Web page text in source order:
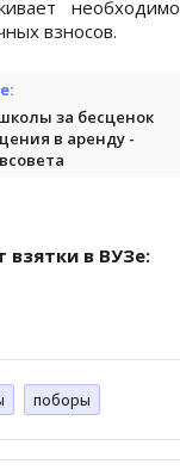
взносов.
за бесценок
в аренду -
в ВУЗе:
поборы